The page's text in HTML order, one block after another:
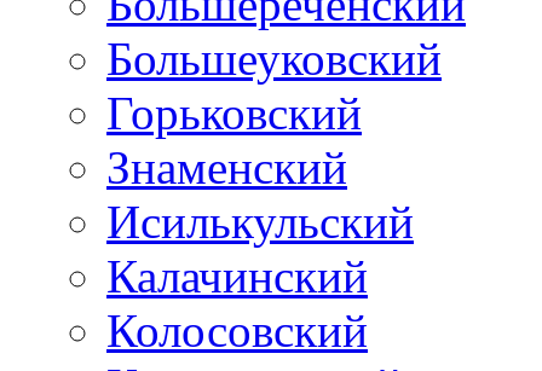
Большеуковский
Горьковский
Знаменский
Исилькульский
Калачинский
Колосовский